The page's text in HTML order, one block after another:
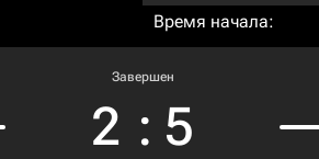
Время начала:
Завершен
2 : 5